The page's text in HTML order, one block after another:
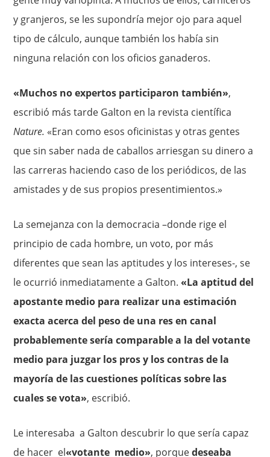
y granjeros, se les supon­dría mejor ojo para aquel
tipo de cálculo, aunque también los había sin
ninguna relación con los oficios ganaderos.
«Muchos no exper­tos participaron también»,
escribió más tarde Galton en la revista científica
Nature. «Eran como esos oficinistas y otras gentes
que sin saber nada de caballos arriesgan su dinero a
las carreras haciendo caso de los periódicos, de las
amistades y de sus propios presenti­mientos.»
La semejanza con la democracia –donde rige el
principio de cada hombre, un voto, por más
diferentes que sean las aptitudes y los intereses-, se
le ocurrió inmediatamente a Galton.«La apti­tud del
apostante medio para realizar una estimación
exacta acerca del peso de una res en canal
probablemente sería comparable a la del votante
medio para juzgar los pros y los contras de la
mayoría de las cuestiones políticas sobre las
cuales se vota», escribió.
Le interesaba a Galton descubrir lo que sería capaz
de hacer el«votante medio», porquedeseaba